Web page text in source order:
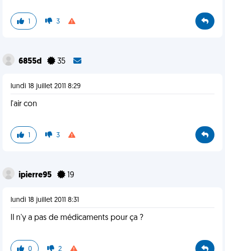
1 3
6855d 35
lundi 18 juillet 2011 8:29
l'air con
1 3
ipierre95 19
lundi 18 juillet 2011 8:31
Il n'y a pas de médicaments pour ça ?
0 2